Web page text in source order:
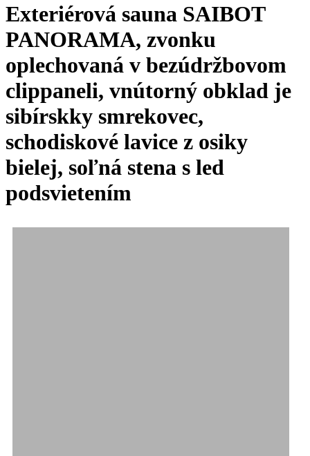
Exteriérová sauna SAIBOT
PANORAMA, zvonku
oplechovaná v bezúdržbovom
clippaneli, vnútorný obklad je
sibírskky smrekovec,
schodiskové lavice z osiky
bielej, soľná stena s led
podsvietením